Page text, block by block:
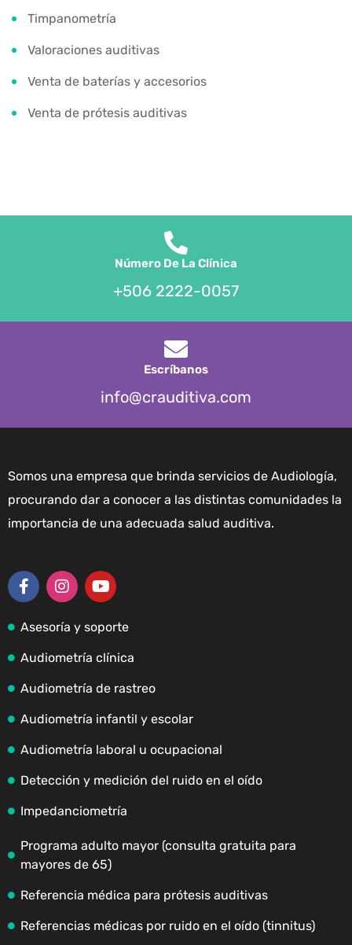
Timpanometría
Valoraciones auditivas
Venta de baterías y accesorios
Venta de prótesis auditivas
Número De La Clínica
+506 2222-0057
Escríbanos
info@crauditiva.com
Somos una empresa que brinda servicios de Audiología,
procurando dar a conocer a las distintas comunidades la
importancia de una adecuada salud auditiva.
Asesoría y soporte
Audiometría clínica
Audiometría de rastreo
Audiometría infantil y escolar
Audiometría laboral u ocupacional
Detección y medición del ruido en el oído
Impedanciometría
Programa adulto mayor (consulta gratuita para
mayores de 65)
Referencia médica para prótesis auditivas
Referencias médicas por ruido en el oído (tinnitus)